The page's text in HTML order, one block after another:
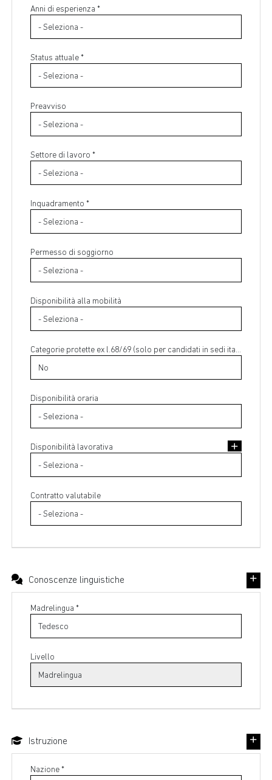
Anni di esperienza *
Status attuale *
Preavviso
Settore di lavoro *
Inquadramento *
Permesso di soggiorno
Disponibilità alla mobilità
Categorie protette ex l.68/69 (solo per candidati in sedi italiane)
Disponibilità oraria
Disponibilità lavorativa
Contratto valutabile
Conoscenze linguistiche
Madrelingua *
Livello
Istruzione
Nazione *